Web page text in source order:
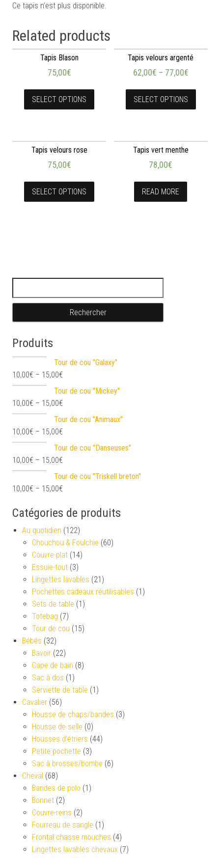
Ce tapis n’est plus disponible.
Related products
Tapis Blason
75,00€
SELECT OPTIONS
Tapis velours argenté
62,00€ – 77,00€
SELECT OPTIONS
Tapis velours rose
75,00€
SELECT OPTIONS
Tapis vert menthe
78,00€
READ MORE
Produits
Tour de cou "Galaxy"
10,00€ – 15,00€
Tour de cou "Mickey"
10,00€ – 15,00€
Tour de cou "Animaux"
10,00€ – 15,00€
Tour de cou "Danseuses"
10,00€ – 15,00€
Tour de cou "Triskell breton"
10,00€ – 15,00€
Catégories de produits
Au quotidien (122)
Chouchou & Foulchie (60)
Couvre-plat (14)
Essuie-tout (3)
Lingettes lavables (21)
Pochettes cadeaux réutilisables (1)
Sets de table (1)
Totebag (7)
Tour de cou (15)
Bébés (32)
Bavoir (22)
Cape de bain (8)
Sac à dos (1)
Serviette de table (1)
Cavalier (56)
Housse de chaps/bandes (3)
Housse de selle (0)
Housses d’étriers (44)
Petite pochette (3)
Sac à brosses/bombe (6)
Cheval (68)
Bandes de polo (1)
Bonnet (2)
Couvre-reins (2)
Fourreau de sangle (1)
Frontal chasse mouches (4)
Lingettes lavables chevaux (7)